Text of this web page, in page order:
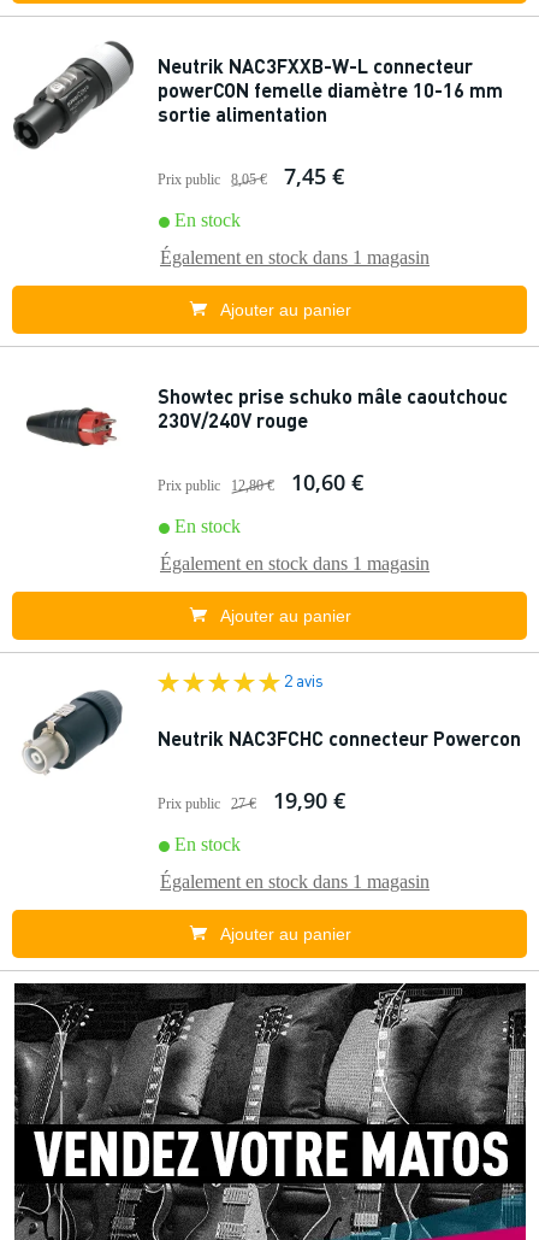
Neutrik NAC3FXXB-W-L connecteur
powerCON femelle diamètre 10-16 mm
sortie alimentation
Prix public 8,05 € 7,45 €
En stock
Également en stock dans 1 magasin
Ajouter au panier
Showtec prise schuko mâle caoutchouc
230V/240V rouge
Prix public 12,80 € 10,60 €
En stock
Également en stock dans 1 magasin
Ajouter au panier
2 avis
Neutrik NAC3FCHC connecteur Powercon
Prix public 27 € 19,90 €
En stock
Également en stock dans 1 magasin
Ajouter au panier